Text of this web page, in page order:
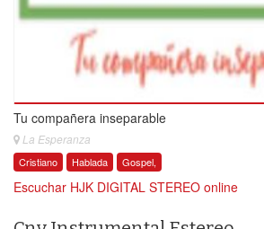
Tu compañera inseparable
La Esperanza
Cristiano Hablada Gospel,
Escuchar HJK DIGITAL STEREO online